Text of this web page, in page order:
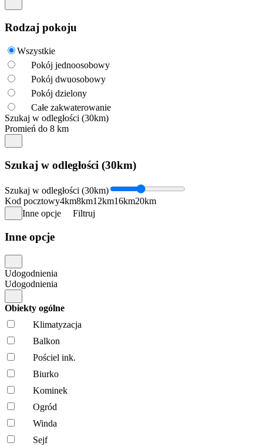
Rodzaj pokoju
Wszystkie
Pokój jednoosobowy
Pokój dwuosobowy
Pokój dzielony
Całe zakwaterowanie
Szukaj w odległości (30km)
Promień do 8 km
Szukaj w odległości (30km)
Szukaj w odległości (30km)
Kod pocztowy4km8km12km16km20km
Inne opcje
Filtruj
Inne opcje
Udogodnienia
Udogodnienia
Obiekty ogólne
Klimatyzacja
Balkon
Pościel ink.
Biurko
Kominek
Ogród
Winda
Sejf